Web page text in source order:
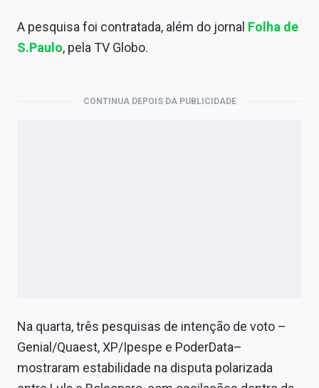
A pesquisa foi contratada, além do jornal Folha de
S.Paulo, pela TV Globo.
CONTINUA DEPOIS DA PUBLICIDADE
Na quarta, três pesquisas de intenção de voto –
Genial/Quaest, XP/Ipespe e PoderData–
mostraram estabilidade na disputa polarizada